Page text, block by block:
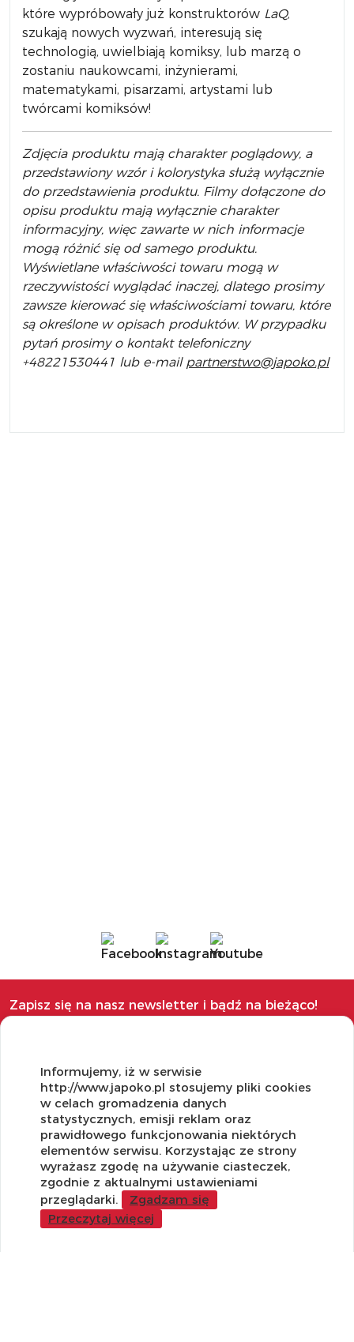
które wypróbowały już konstruktorów LaQ,
szukają nowych wyzwań, interesują się
technologią, uwielbiają komiksy, lub marzą o
zostaniu naukowcami, inżynierami,
matematykami, pisarzami, artystami lub
twórcami komiksów!
Zdjęcia produktu mają charakter poglądowy, a
przedstawiony wzór i kolorystyka służą wyłącznie
do przedstawienia produktu. Filmy dołączone do
opisu produktu mają wyłącznie charakter
informacyjny, więc zawarte w nich informacje
mogą różnić się od samego produktu.
Wyświetlane właściwości towaru mogą w
rzeczywistości wyglądać inaczej, dlatego prosimy
zawsze kierować się właściwościami towaru, które
są określone w opisach produktów. W przypadku
pytań prosimy o kontakt telefoniczny
+48221530441 lub e-mail partnerstwo@japoko.pl
Zapisz się na nasz newsletter i bądź na bieżąco!
OBSŁUGA KLIENTA
Regulamin i Polityka Cookies
Dostawa, Reklamacje i Zwroty
Metody płatności
Standardy jakości i bezpieczeństwa
WARTO WIEDZIEĆ
Sprzedaż Hurtowa
Informujemy, iż w serwisie
http://www.japoko.pl stosujemy pliki cookies
w celach gromadzenia danych
statystycznych, emisji reklam oraz
prawidłowego funkcjonowania niektórych
elementów serwisu. Korzystając ze strony
wyrażasz zgodę na używanie ciasteczek,
zgodnie z aktualnymi ustawieniami
przeglądarki.
Zgadzam się
Przeczytaj więcej